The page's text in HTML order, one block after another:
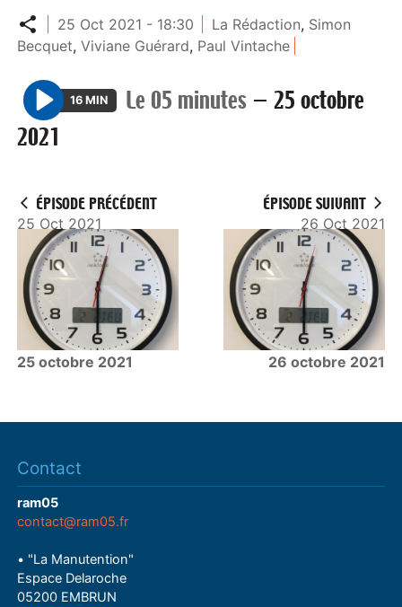
Partager
25 Oct 2021 - 18:30 La Rédaction, Simon
Becquet,Viviane Guérard, Paul Vintache
P
l
16 MIN Le 05 minutes — 25 octobre
2021
ÉPISODE PRÉCÉDENT
25 Oct 2021
25 octobre 2021
ÉPISODE SUIVANT
26 Oct 2021
26 octobre 2021
Contact
ram05
contact@ram05.fr
• "La Manutention"
Espace Delaroche
05200 EMBRUN